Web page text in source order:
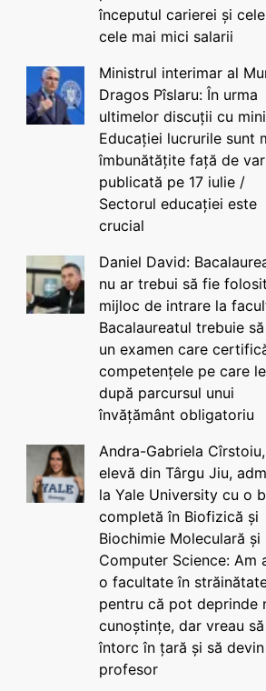
începutul carierei și
cele mai mici salarii
Ministrul interimar al
Dragos Pîslaru: În urma
ultimelor discuții cu
Educației lucrurile sunt
îmbunătățite față de
publicată pe 17 iulie /
Sectorul educației este
crucial
Daniel David:
nu ar trebui să fie
mijloc de intrare la
Bacalaureatul trebuie
un examen care
competențele pe care
după parcursul unui
învățământ obligatoriu
Andra-Gabriela Cîrstoiu,
elevă din Târgu Jiu,
la Yale University cu o
completă în Biofizică și
Biochimie Moleculară și
Computer Science: Am
o facultate în
pentru că pot deprinde
cunoștințe, dar vreau
întorc în țară și să devin
profesor